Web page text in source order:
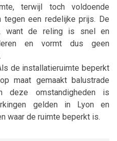
terwijl toch voldoende
tegen een redelijke prijs. De
want de reling is snel en
en vormt dus geen
de installatieruimte beperkt
maat gemaakt balustrade
deze omstandigheden is
gelden in Lyon en
waar de ruimte beperkt is.